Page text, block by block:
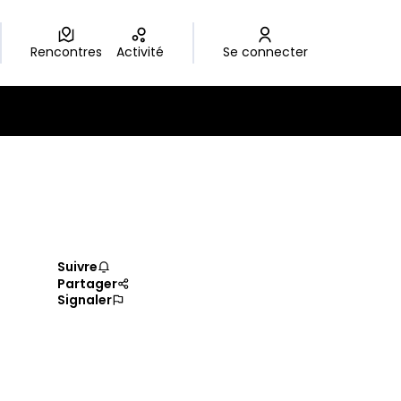
Rencontres Activité Se connecter
Suivre
Partager
Signaler